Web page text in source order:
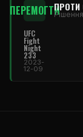
ПЕРЕМОГТИПРОТИ
UFC
Fight
Night
233
2023-
12-09